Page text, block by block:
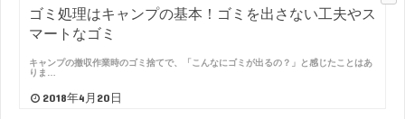
ゴミ処理はキャンプの基本！ゴミを出さない工夫やス
マートなゴミ
キャンプの撤収作業時のゴミ捨てで、「こんなにゴミが出るの？」と感じたことはあ
りま…
2018年4月20日